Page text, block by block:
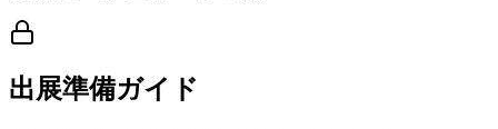
出展準備ガイド